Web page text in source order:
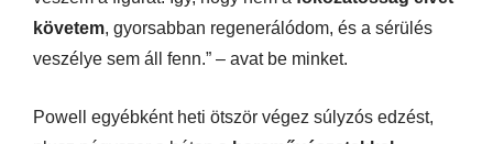
követem, gyorsabban regenerálódom, és a sérülés
veszélye sem áll fenn.” – avat be minket.
Powell egyébként heti ötször végez súlyzós edzést,